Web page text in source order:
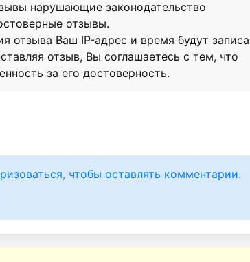
нарушающие законодательство
отзывы.
отзыва Ваш IP-адрес и время будут
отзыв, Вы соглашаетесь с тем, что
за его достоверность.
чтобы оставлять комментарии.